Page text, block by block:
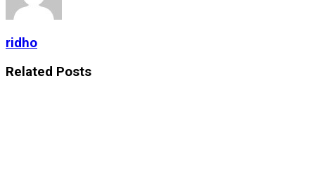
ridho
Related Posts